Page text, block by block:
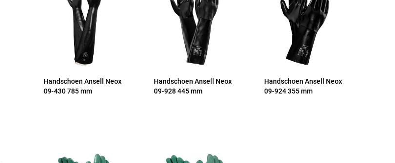
Handschoen Ansell Neox
09-430 785 mm
Handschoen Ansell Neox
09-928 445 mm
Handschoen Ansell Neox
09-924 355 mm